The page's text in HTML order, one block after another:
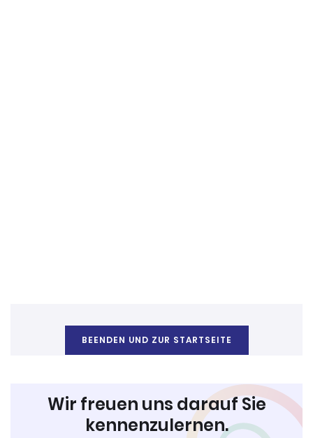
BEENDEN UND ZUR STARTSEITE
Wir freuen uns darauf Sie
kennenzulernen.